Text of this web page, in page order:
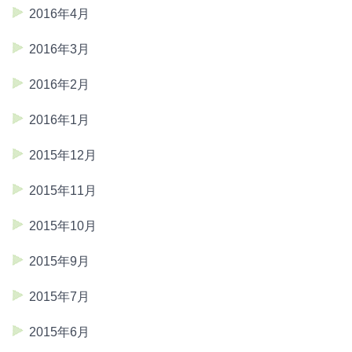
2016年4月
2016年3月
2016年2月
2016年1月
2015年12月
2015年11月
2015年10月
2015年9月
2015年7月
2015年6月